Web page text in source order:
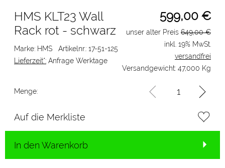
599,00 €
HMS KLT23 Wall
Rack rot - schwarz
Marke: HMS Artikelnr.: 17-51-125
Lieferzeit*: Anfrage Werktage
unser alter Preis 649,00 €
inkl. 19% MwSt.
versandfrei
Versandgewicht: 47,000 Kg
Menge:
Auf die Merkliste
In den Warenkorb